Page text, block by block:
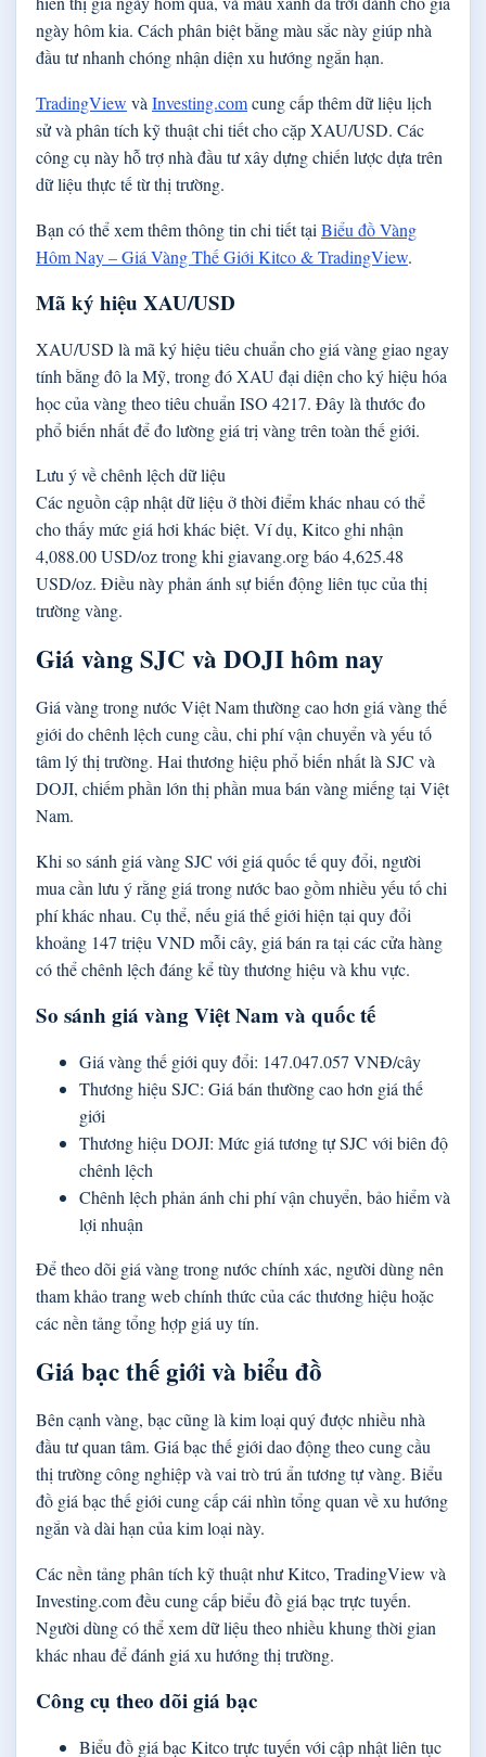
ngày hôm kia. Cách phân biệt bằng màu sắc này giúp nhà
đầu tư nhanh chóng nhận diện xu hướng ngắn hạn.
TradingView và Investing.comcung cấp thêm dữ liệu lịch
sử và phân tích kỹ thuật chi tiết cho cặp XAU/USD. Các
công cụ này hỗ trợ nhà đầu tư xây dựng chiến lược dựa trên
dữ liệu thực tế từ thị trường.
Bạn có thể xem thêm thông tin chi tiết tại Biểu đồ Vàng
Hôm Nay – Giá Vàng Thế Giới Kitco & TradingView.
Mã ký hiệu XAU/USD
XAU/USD là mã ký hiệu tiêu chuẩn cho giá vàng giao ngay
tính bằng đô la Mỹ, trong đó XAU đại diện cho ký hiệu hóa
học của vàng theo tiêu chuẩn ISO 4217. Đây là thước đo
phổ biến nhất để đo lường giá trị vàng trên toàn thế giới.
Lưu ý về chênh lệch dữ liệu
Các nguồn cập nhật dữ liệu ở thời điểm khác nhau có thể
cho thấy mức giá hơi khác biệt. Ví dụ, Kitco ghi nhận
4,088.00 USD/oz trong khi giavang.org báo 4,625.48
USD/oz. Điều này phản ánh sự biến động liên tục của thị
trường vàng.
Giá vàng SJC và DOJI hôm nay
Giá vàng trong nước Việt Nam thường cao hơn giá vàng thế
giới do chênh lệch cung cầu, chi phí vận chuyển và yếu tố
tâm lý thị trường. Hai thương hiệu phổ biến nhất là SJC và
DOJI, chiếm phần lớn thị phần mua bán vàng miếng tại Việt
Nam.
Khi so sánh giá vàng SJC với giá quốc tế quy đổi, người
mua cần lưu ý rằng giá trong nước bao gồm nhiều yếu tố chi
phí khác nhau. Cụ thể, nếu giá thế giới hiện tại quy đổi
khoảng 147 triệu VND mỗi cây, giá bán ra tại các cửa hàng
có thể chênh lệch đáng kể tùy thương hiệu và khu vực.
So sánh giá vàng Việt Nam và quốc tế
Giá vàng thế giới quy đổi: 147.047.057 VNĐ/cây
Thương hiệu SJC: Giá bán thường cao hơn giá thế
giới
Thương hiệu DOJI: Mức giá tương tự SJC với biên độ
chênh lệch
Chênh lệch phản ánh chi phí vận chuyển, bảo hiểm và
lợi nhuận
Để theo dõi giá vàng trong nước chính xác, người dùng nên
tham khảo trang web chính thức của các thương hiệu hoặc
các nền tảng tổng hợp giá uy tín.
Giá bạc thế giới và biểu đồ
Bên cạnh vàng, bạc cũng là kim loại quý được nhiều nhà
đầu tư quan tâm. Giá bạc thế giới dao động theo cung cầu
thị trường công nghiệp và vai trò trú ẩn tương tự vàng. Biểu
đồ giá bạc thế giới cung cấp cái nhìn tổng quan về xu hướng
ngắn và dài hạn của kim loại này.
Các nền tảng phân tích kỹ thuật như Kitco, TradingView và
Investing.com đều cung cấp biểu đồ giá bạc trực tuyến.
Người dùng có thể xem dữ liệu theo nhiều khung thời gian
khác nhau để đánh giá xu hướng thị trường.
Công cụ theo dõi giá bạc
Biểu đồ giá bạc Kitco trực tuyến với cập nhật liên tục